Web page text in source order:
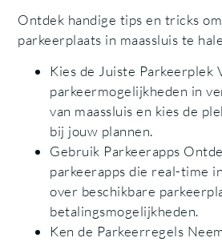
Ontdek handige tips en tricks
parkeerplaats in maassluis te
Kies de Juiste Parkeerplek
parkeermogelijkheden in
van maassluis en kies de
bij jouw plannen.
Gebruik Parkeerapps
parkeerapps die real-time
over beschikbare
betalingsmogelijkheden.
Ken de Parkeerregels